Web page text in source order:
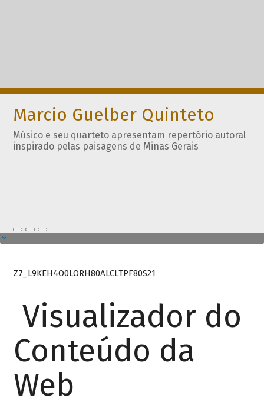
Marcio Guelber Quinteto
Músico e seu quarteto apresentam repertório autoral
inspirado pelas paisagens de Minas Gerais
Z7_L9KEH4O0LORH80ALCLTPF80S21
Visualizador do
Conteúdo da
Web